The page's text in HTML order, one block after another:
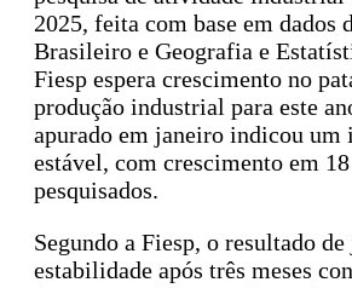
2025, feita com base em dados
Brasileiro e Geografia e
Fiesp espera crescimento no
produção industrial para este
apurado em janeiro indicou um
estável, com crescimento em
pesquisados.
Segundo a Fiesp, o resultado
estabilidade após três meses